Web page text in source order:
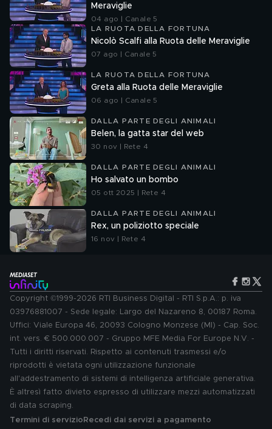
Meraviglie
04 ago | Canale 5
LA RUOTA DELLA FORTUNA
Nicolò Scalfi alla Ruota delle Meraviglie
07 ago | Canale 5
LA RUOTA DELLA FORTUNA
Greta alla Ruota delle Meraviglie
06 ago | Canale 5
DALLA PARTE DEGLI ANIMALI
Belen, la gatta star del web
30 nov | Rete 4
DALLA PARTE DEGLI ANIMALI
Ho salvato un bombo
05 ott 2025 | Rete 4
DALLA PARTE DEGLI ANIMALI
Rex, un poliziotto speciale
16 nov | Rete 4
Copyright ©1999-2026 RTI Business Digital - RTI S.p.A.: p. iva
03976881007 - Sede legale: Largo del Nazareno 8, 00187 Roma.
Uffici: Viale Europa 46, 20093 Cologno Monzese (MI) - Cap. Soc.
int. vers. € 500.000.007 - Gruppo MFE Media For Europe N.V. -
Tutti i diritti riservati. Rispetto ai contenuti trasmessi e/o
riprodotti è vietata ogni utilizzazione funzionale
all'addestramento di sistemi di intelligenza artificiale generativa.
È altresì fatto divieto espresso di utilizzare mezzi automatizzati
di data scraping.
Termini di servizio Recedi dai servizi a pagamento